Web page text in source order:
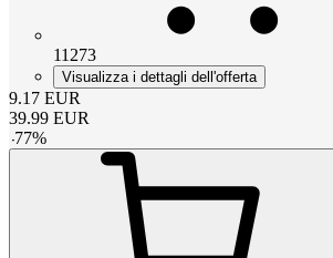
11273
Visualizza i dettagli dell'offerta
9.17 EUR
39.99 EUR
-77%